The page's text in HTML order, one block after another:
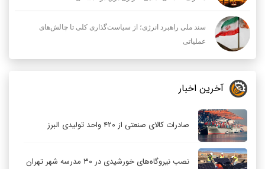
سند ملی راهبرد انرژی؛ از سیاست‌گذاری کلی تا چالش‌های
عملیاتی
آخرین اخبار
صادرات کالای صنعتی از ۴۲۰ واحد تولیدی البرز
نصب نیروگاه‌های خورشیدی در ۳۰ مدرسه شهر تهران